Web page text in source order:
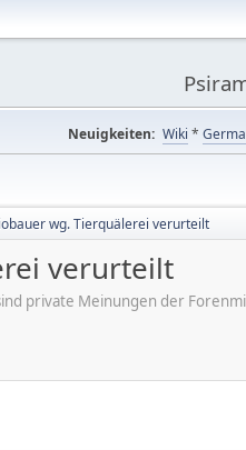
Neuigkeiten: Wiki *
wg. Tierquälerei verurteilt
verurteilt
private Meinungen der